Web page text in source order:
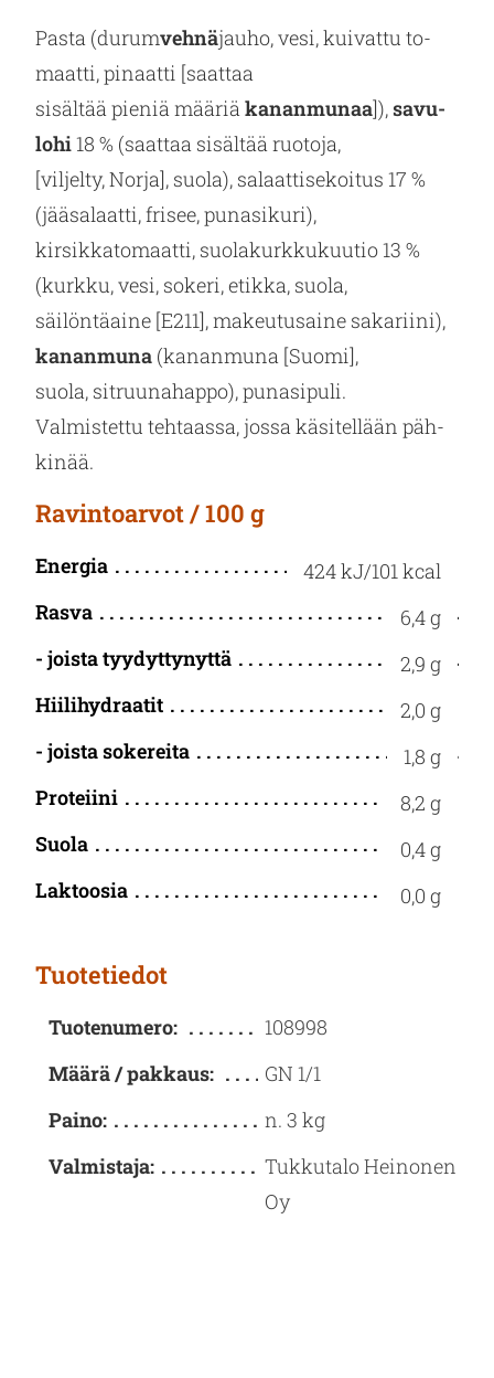
Pasta (durumvehnäjauho, vesi, kui­vat­tu to­
maat­ti, pi­naat­ti [saat­taa
si­säl­tää pie­niä mää­riäka­nan­mu­naa]),sa­vu­
lo­hi18 % (saat­taa si­säl­tää ruo­to­ja,
[vil­jel­ty, Norja], suola), sa­laat­ti­se­koi­tus 17 %
(jää­sa­laat­ti, fri­see, pu­na­si­ku­ri),
kir­sik­ka­to­maat­ti, suo­la­kurk­ku­kuu­tio 13 %
(kurk­ku, vesi, so­ke­ri, etik­ka, suola,
säi­lön­tä­ai­ne [E211], ma­keu­tusai­ne sa­ka­rii­ni),
ka­nan­mu­na (ka­nan­mu­na [Suomi],
suola, sit­ruu­na­hap­po), pu­na­si­pu­li.
Val­mis­tet­tu teh­taas­sa, jossa kä­si­tel­lään päh­
ki­nää.
Ravintoarvot / 100 g
Energia
424 kJ/101 kcal
Rasva
6,4 g
- joista tyydyttynyttä
2,9 g
Hiilihydraatit
2,0 g
- joista sokereita
1,8 g
Proteiini
8,2 g
Suola
0,4 g
Laktoosia
0,0 g
Tuotetiedot
Tuotenumero:
108998
Määrä / pakkaus:
GN 1/1
Paino:
n. 3 kg
Valmistaja:
Tukkutalo Heinonen
Oy